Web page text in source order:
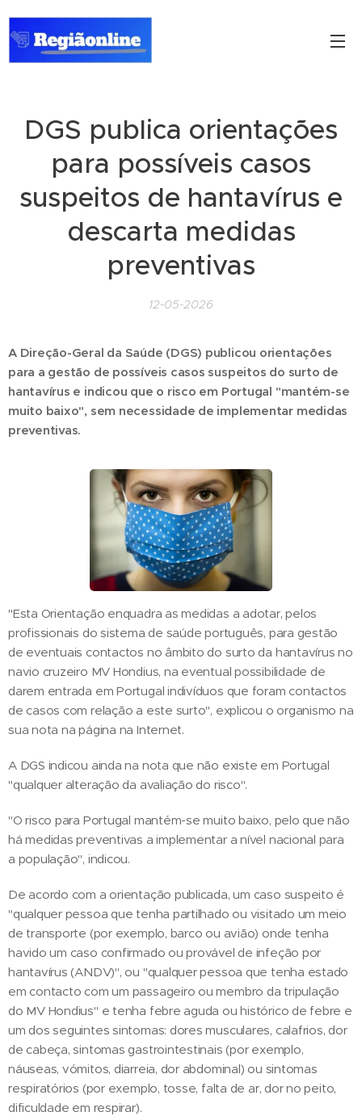
DGS publica orientações
para possíveis casos
suspeitos de hantavírus e
descarta medidas
preventivas
12-05-2026
A Direção-Geral da Saúde (DGS) publicou orientações
para a gestão de possíveis casos suspeitos do surto de
hantavírus e indicou que o risco em Portugal "mantém-se
muito baixo", sem necessidade de implementar medidas
preventivas.
"Esta Orientação enquadra as medidas a adotar, pelos
profissionais do sistema de saúde português, para gestão
de eventuais contactos no âmbito do surto da hantavírus no
navio cruzeiro MV Hondius, na eventual possibilidade de
darem entrada em Portugal indivíduos que foram contactos
de casos com relação a este surto", explicou o organismo na
sua nota na página na Internet.
A DGS indicou ainda na nota que não existe em Portugal
"qualquer alteração da avaliação do risco".
"O risco para Portugal mantém-se muito baixo, pelo que não
há medidas preventivas a implementar a nível nacional para
a população", indicou.
De acordo com a orientação publicada, um caso suspeito é
"qualquer pessoa que tenha partilhado ou visitado um meio
de transporte (por exemplo, barco ou avião) onde tenha
havido um caso confirmado ou provável de infeção por
hantavírus (ANDV)", ou "qualquer pessoa que tenha estado
em contacto com um passageiro ou membro da tripulação
do MV Hondius" e tenha febre aguda ou histórico de febre e
um dos seguintes sintomas: dores musculares, calafrios, dor
de cabeça, sintomas gastrointestinais (por exemplo,
náuseas, vómitos, diarreia, dor abdominal) ou sintomas
respiratórios (por exemplo, tosse, falta de ar, dor no peito,
dificuldade em respirar).